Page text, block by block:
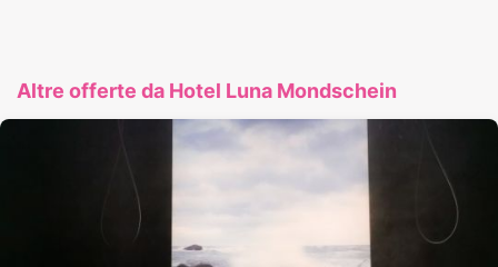
Altre offerte da Hotel Luna Mondschein